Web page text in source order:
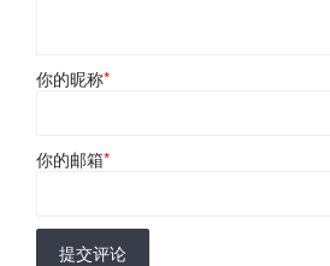
你的昵称*
你的邮箱*
提交评论